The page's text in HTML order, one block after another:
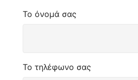
Το όνομά σας
Το τηλέφωνο σας